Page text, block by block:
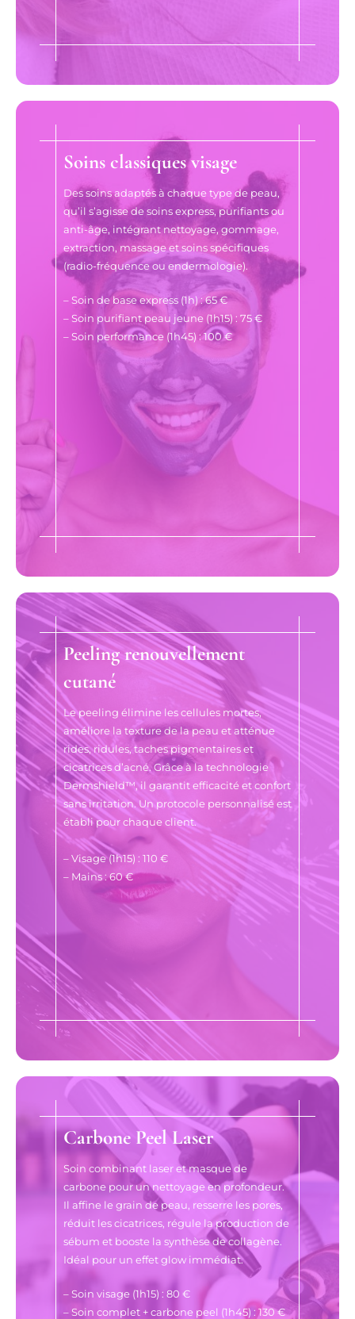
Soins classiques visage
Des soins adaptés à chaque type de peau,
qu’il s’agisse de soins express, purifiants ou
anti-âge, intégrant nettoyage, gommage,
extraction, massage et soins spécifiques
(radio-fréquence ou endermologie).
– Soin de base express (1h) : 65 €
– Soin purifiant peau jeune (1h15) : 75 €
– Soin performance (1h45) : 100 €
Peeling renouvellement
cutané
Le peeling élimine les cellules mortes,
améliore la texture de la peau et atténue
rides, ridules, taches pigmentaires et
cicatrices d’acné. Grâce à la technologie
Dermshield™, il garantit efficacité et confort
sans irritation. Un protocole personnalisé est
établi pour chaque client.
– Visage (1h15) : 110 €
– Mains : 60 €
Carbone Peel Laser
Soin combinant laser et masque de
carbone pour un nettoyage en profondeur.
Il affine le grain de peau, resserre les pores,
réduit les cicatrices, régule la production de
sébum et booste la synthèse de collagène.
Idéal pour un effet glow immédiat.
– Soin visage (1h15) : 80 €
– Soin complet + carbone peel (1h45) : 130 €